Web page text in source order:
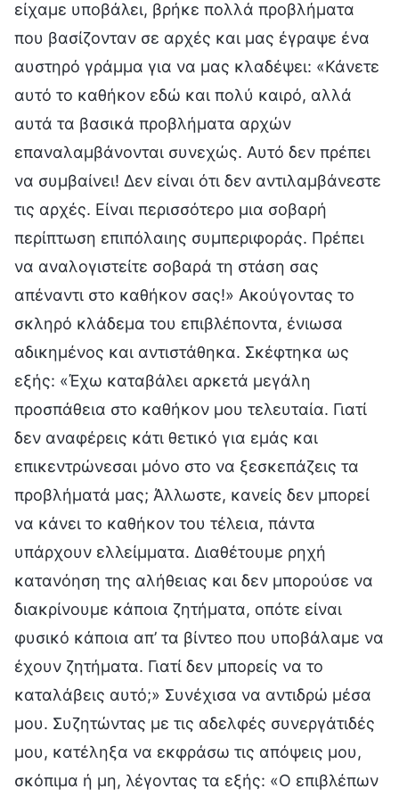
είχαμε υποβάλει, βρήκε πολλά προβλήματα
που βασίζονταν σε αρχές και μας έγραψε ένα
αυστηρό γράμμα για να μας κλαδέψει: «Κάνετε
αυτό το καθήκον εδώ και πολύ καιρό, αλλά
αυτά τα βασικά προβλήματα αρχών
επαναλαμβάνονται συνεχώς. Αυτό δεν πρέπει
να συμβαίνει! Δεν είναι ότι δεν αντιλαμβάνεστε
τις αρχές. Είναι περισσότερο μια σοβαρή
περίπτωση επιπόλαιης συμπεριφοράς. Πρέπει
να αναλογιστείτε σοβαρά τη στάση σας
απέναντι στο καθήκον σας!» Ακούγοντας το
σκληρό κλάδεμα του επιβλέποντα, ένιωσα
αδικημένος και αντιστάθηκα. Σκέφτηκα ως
εξής: «Έχω καταβάλει αρκετά μεγάλη
προσπάθεια στο καθήκον μου τελευταία. Γιατί
δεν αναφέρεις κάτι θετικό για εμάς και
επικεντρώνεσαι μόνο στο να ξεσκεπάζεις τα
προβλήματά μας; Άλλωστε, κανείς δεν μπορεί
να κάνει το καθήκον του τέλεια, πάντα
υπάρχουν ελλείμματα. Διαθέτουμε ρηχή
κατανόηση της αλήθειας και δεν μπορούσε να
διακρίνουμε κάποια ζητήματα, οπότε είναι
φυσικό κάποια απ’ τα βίντεο που υποβάλαμε να
έχουν ζητήματα. Γιατί δεν μπορείς να το
καταλάβεις αυτό;» Συνέχισα να αντιδρώ μέσα
μου. Συζητώντας με τις αδελφές συνεργάτιδές
μου, κατέληξα να εκφράσω τις απόψεις μου,
σκόπιμα ή μη, λέγοντας τα εξής: «Ο επιβλέπων